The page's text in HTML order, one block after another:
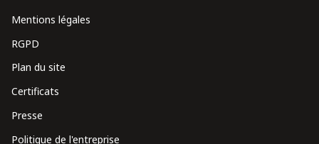
Mentions légales
RGPD
Plan du site
Certificats
Presse
Politique de l'entreprise